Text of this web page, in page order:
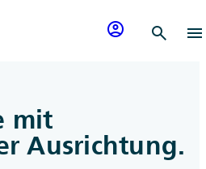
account_circle search menu
mit
Ausrichtung.